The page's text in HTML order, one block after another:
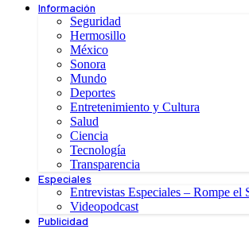
Información
Seguridad
Hermosillo
México
Sonora
Mundo
Deportes
Entretenimiento y Cultura
Salud
Ciencia
Tecnología
Transparencia
Especiales
Entrevistas Especiales – Rompe el
Videopodcast
Publicidad